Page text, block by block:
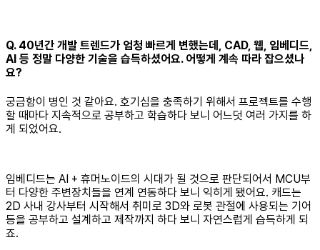
Q. 40년간 개발 트렌드가 엄청 빠르게 변했는데, CAD, 웹, 임베디드,
AI 등 정말 다양한 기술을 습득하셨어요. 어떻게 계속 따라 잡으셨나
요?
궁금함이 병인 것 같아요. 호기심을 충족하기 위해서 프로젝트를 수행
할 때마다 지속적으로 공부하고 학습하다 보니 어느덧 여러 가지를 하
게 되었어요.
임베디드는 AI + 휴머노이드의 시대가 될 것으로 판단되어서 MCU부
터 다양한 주변장치들을 연계 연동하다 보니 익히게 됐어요. 캐드는
2D 사내 강사부터 시작해서 취미로 3D와 로봇 관절에 사용되는 기어
등을 공부하고 설계하고 제작까지 하다 보니 자연스럽게 습득하게 되
죠.